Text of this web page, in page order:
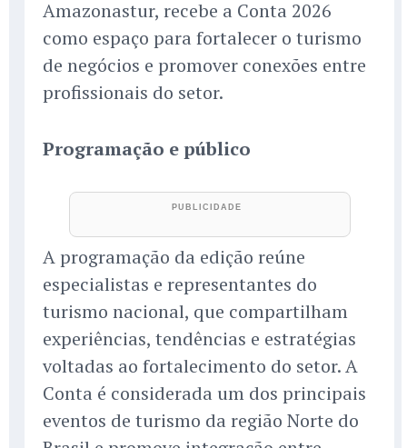
Amazonastur, recebe a Conta 2026
como espaço para fortalecer o turismo
de negócios e promover conexões entre
profissionais do setor.
Programação e público
A programação da edição reúne
especialistas e representantes do
turismo nacional, que compartilham
experiências, tendências e estratégias
voltadas ao fortalecimento do setor. A
Conta é considerada um dos principais
eventos de turismo da região Norte do